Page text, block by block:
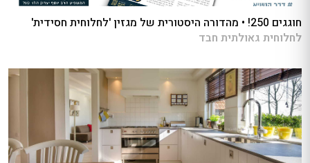
חוגגים 250! • מהדורה היסטורית של מגזין 'לחלוחית חסידית'
לחלוחית גאולתית חבד